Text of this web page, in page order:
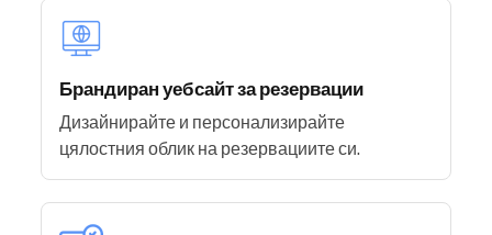
Брандиран уебсайт за резервации
Дизайнирайте и персонализирайте
цялостния облик на резервациите си.